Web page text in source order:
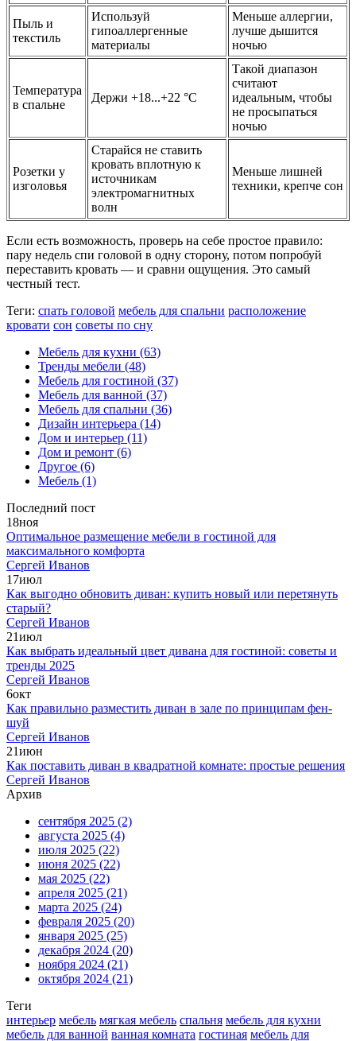
Пыль и
текстиль
Используй
гипоаллергенные
материалы
Меньше аллергии,
лучше дышится
ночью
Температура
в спальне
Держи +18...+22 °C
Такой диапазон
считают
идеальным, чтобы
не просыпаться
ночью
Розетки у
изголовья
Старайся не ставить
кровать вплотную к
источникам
электромагнитных
волн
Меньше лишней
техники, крепче сон
Если есть возможность, проверь на себе простое правило:
пару недель спи головой в одну сторону, потом попробуй
переставить кровать — и сравни ощущения. Это самый
честный тест.
Теги: спать головой мебель для спальни расположение
кровати сон советы по сну
Мебель для кухни (63)
Тренды мебели (48)
Мебель для гостиной (37)
Мебель для ванной (37)
Мебель для спальни (36)
Дизайн интерьера (14)
Дом и интерьер (11)
Дом и ремонт (6)
Другое (6)
Мебель (1)
Последний пост
18ноя
Оптимальное размещение мебели в гостиной для
максимального комфорта
Сергей Иванов
17июл
Как выгодно обновить диван: купить новый или перетянуть
старый?
Сергей Иванов
21июл
Как выбрать идеальный цвет дивана для гостиной: советы и
тренды 2025
Сергей Иванов
6окт
Как правильно разместить диван в зале по принципам фен-
шуй
Сергей Иванов
21июн
Как поставить диван в квадратной комнате: простые решения
Сергей Иванов
Архив
сентября 2025 (2)
августа 2025 (4)
июля 2025 (22)
июня 2025 (22)
мая 2025 (22)
апреля 2025 (21)
марта 2025 (24)
февраля 2025 (20)
января 2025 (25)
декабря 2024 (20)
ноября 2024 (21)
октября 2024 (21)
Теги
интерьер мебель мягкая мебель спальня мебель для кухни
мебель для ванной ванная комната гостиная мебель для